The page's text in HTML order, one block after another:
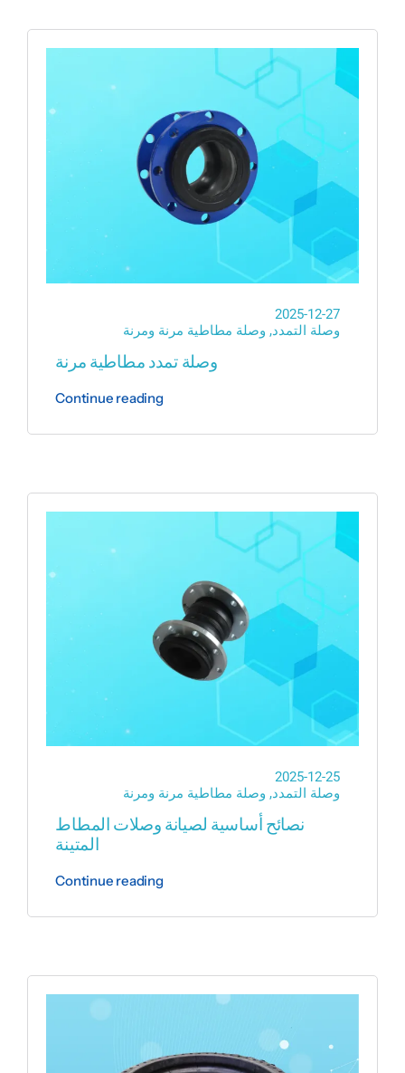
2025-12-27
وصلة التمدد, وصلة مطاطية مرنة ومرنة
وصلة تمدد مطاطية مرنة
Continue reading
2025-12-25
وصلة التمدد, وصلة مطاطية مرنة ومرنة
نصائح أساسية لصيانة وصلات المطاط
المتينة
Continue reading